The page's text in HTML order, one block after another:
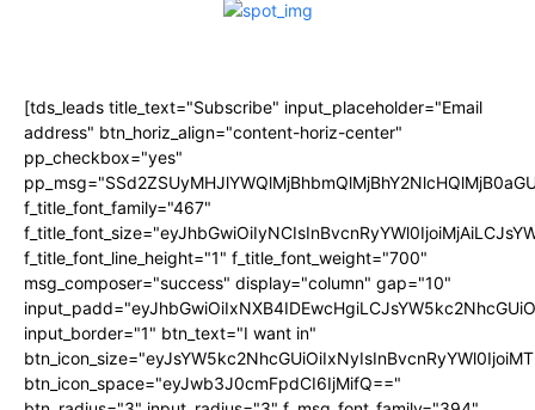
[tds_leads title_text="Subscribe" input_placeholder="Email
address" btn_horiz_align="content-horiz-center"
pp_checkbox="yes"
f_title_font_family="467"
f_title_font_line_height="1" f_title_font_weight="700"
msg_composer="success" display="column" gap="10"
input_border="1" btn_text="I want in"
btn_icon_space="eyJwb3J0cmFpdCI6IjMifQ=="